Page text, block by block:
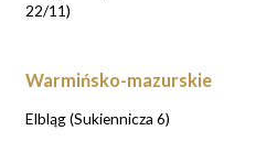
22/11)
Warmińsko-mazurskie
Elbląg (Sukiennicza 6)